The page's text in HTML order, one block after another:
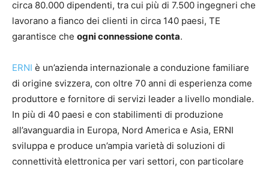
circa 80.000 dipendenti, tra cui più di 7.500 ingegneri che
lavorano a fianco dei clienti in circa 140 paesi, TE
garantisce che ogni connessione conta.
ERNI è un’azienda internazionale a conduzione familiare
di origine svizzera, con oltre 70 anni di esperienza come
produttore e fornitore di servizi leader a livello mondiale.
In più di 40 paesi e con stabilimenti di produzione
all’avanguardia in Europa, Nord America e Asia, ERNI
sviluppa e produce un’ampia varietà di soluzioni di
connettività elettronica per vari settori, con particolare